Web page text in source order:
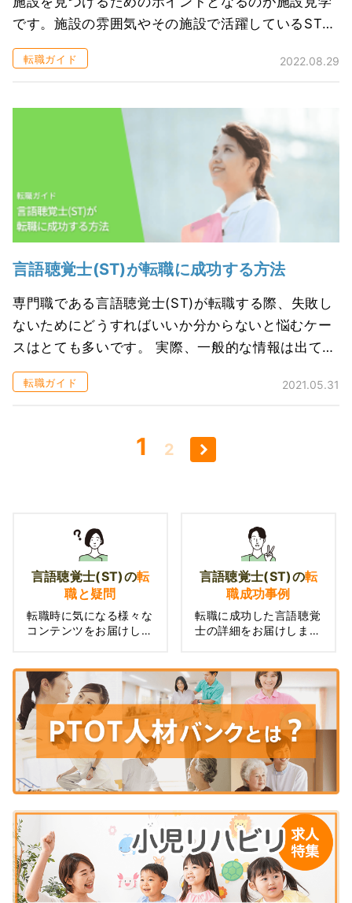
です。施設の雰囲気やその施設で活躍しているSTを
実際に自分の目で確かめることで、自身が働いてい
るイメージがしやすくなり、就職...
転職ガイド 2022.08.29
言語聴覚士(ST)が転職に成功する方法
専門職である言語聴覚士(ST)が転職する際、失敗し
ないためにどうすればいいか分からないと悩むケー
スはとても多いです。 実際、一般的な情報は出てき
ても、ST向けの情報はなかなか見当たりません。
そこで今回は、転職に成功する...
転職ガイド 2021.05.31
1 2
言語聴覚士(ST)の転
職と疑問
転職時に気になる様々な
コンテンツをお届けしま
言語聴覚士(ST)の転
職成功事例
転職に成功した言語聴覚
士の詳細をお届けしま